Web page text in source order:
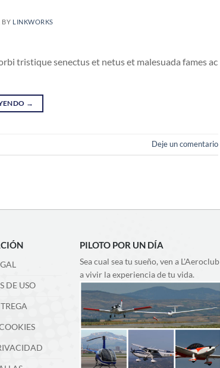
BY LINKWORKS
tristique senectus et netus et malesuada fames ac
→
Deje un comentario
DE USO
PILOTO POR UN DÍA
Sea cual sea tu sueño, ven a L'Aeroclub
a vivir la experiencia de tu vida.